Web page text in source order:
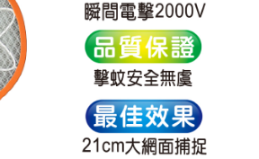
先享後付 」之結帳頁面顯示為準，若有關於
消欲退款等相關疑問，請聯繫「AFTEE先享後付
support/home
限公司提供之「AFTEE先享後付」服務完成之交
內提供個人資料，並將交易相關給付款項請求債
公司。
含以上)免運費
含以上)免運費